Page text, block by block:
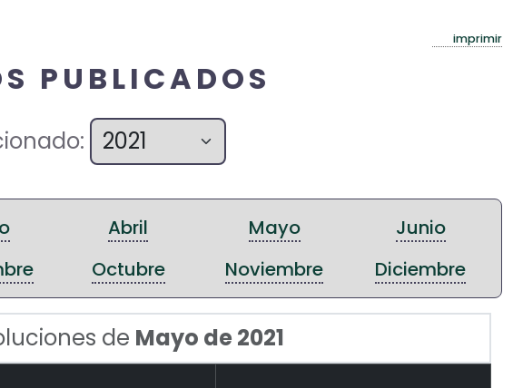
imprimir
PUBLICADOS
Abril Mayo
Junio
Octubre Noviembre Diciembre
de Mayo de 2021